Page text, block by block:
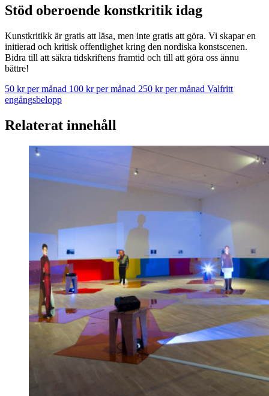
Stöd oberoende konstkritik idag
Kunstkritikk är gratis att läsa, men inte gratis att göra. Vi skapar en
initierad och kritisk offentlighet kring den nordiska konstscenen.
Bidra till att säkra tidskriftens framtid och till att göra oss ännu
bättre!
50 kr per månad 100 kr per månad 250 kr per månad Valfritt
engångsbelopp
Relaterat innehåll